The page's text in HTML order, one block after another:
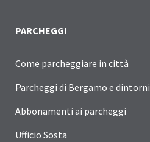
PARCHEGGI
Come parcheggiare in città
Parcheggi di Bergamo e dintorni
Abbonamenti ai parcheggi
Ufficio Sosta